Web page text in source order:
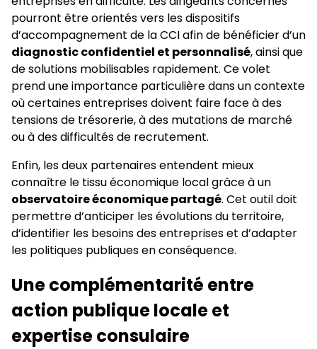
pourront être orientés vers les dispositifs
d’accompagnement de la CCI afin de bénéficier d’un
diagnostic confidentiel et personnalisé, ainsi que
de solutions mobilisables rapidement. Ce volet
prend une importance particulière dans un contexte
où certaines entreprises doivent faire face à des
tensions de trésorerie, à des mutations de marché
ou à des difficultés de recrutement.
Enfin, les deux partenaires entendent mieux
connaître le tissu économique local grâce à un
observatoire économique partagé. Cet outil doit
permettre d’anticiper les évolutions du territoire,
d’identifier les besoins des entreprises et d’adapter
les politiques publiques en conséquence.
Une complémentarité entre
action publique locale et
expertise consulaire